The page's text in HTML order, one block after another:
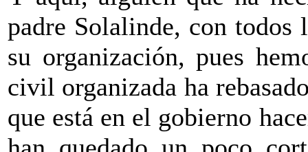
padre Solalinde, con todos
su organización, pues
civil organizada ha
que está en el gobierno